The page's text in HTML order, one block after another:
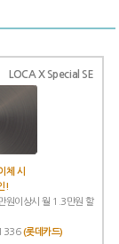
LOCA X Special SE
체 시
!
원이상시 월 1.3만원 할
(롯데카드)